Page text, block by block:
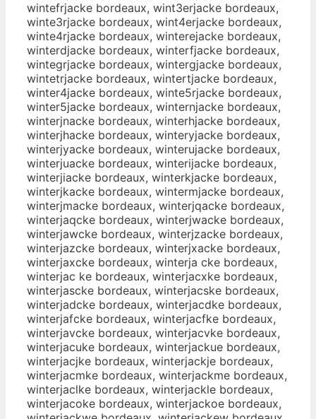
wintefrjacke bordeaux, wint3erjacke bordeaux,
winte3rjacke bordeaux, wint4erjacke bordeaux,
winte4rjacke bordeaux, winterejacke bordeaux,
winterdjacke bordeaux, winterfjacke bordeaux,
wintegrjacke bordeaux, wintergjacke bordeaux,
wintetrjacke bordeaux, wintertjacke bordeaux,
winter4jacke bordeaux, winte5rjacke bordeaux,
winter5jacke bordeaux, winternjacke bordeaux,
winterjnacke bordeaux, winterhjacke bordeaux,
winterjhacke bordeaux, winteryjacke bordeaux,
winterjyacke bordeaux, winterujacke bordeaux,
winterjuacke bordeaux, winterijacke bordeaux,
winterjiacke bordeaux, winterkjacke bordeaux,
winterjkacke bordeaux, wintermjacke bordeaux,
winterjmacke bordeaux, winterjqacke bordeaux,
winterjaqcke bordeaux, winterjwacke bordeaux,
winterjawcke bordeaux, winterjzacke bordeaux,
winterjazcke bordeaux, winterjxacke bordeaux,
winterjaxcke bordeaux, winterja cke bordeaux,
winterjac ke bordeaux, winterjacxke bordeaux,
winterjascke bordeaux, winterjacske bordeaux,
winterjadcke bordeaux, winterjacdke bordeaux,
winterjafcke bordeaux, winterjacfke bordeaux,
winterjavcke bordeaux, winterjacvke bordeaux,
winterjacuke bordeaux, winterjackue bordeaux,
winterjacjke bordeaux, winterjackje bordeaux,
winterjacmke bordeaux, winterjackme bordeaux,
winterjaclke bordeaux, winterjackle bordeaux,
winterjacoke bordeaux, winterjackoe bordeaux,